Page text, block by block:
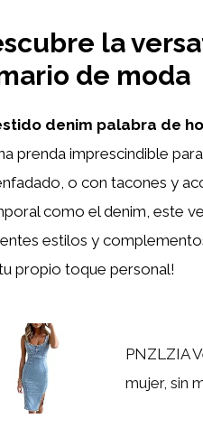
la
de moda
denim palabra de
prenda imprescindible
o con tacones y
como el denim, este
estilos y
propio toque personal!
PNZLZIA
mujer, sin